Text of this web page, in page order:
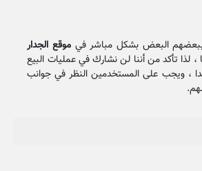
البعض بشكل مباشر في موقع الجدار
لذا تأكد من أننا لن نشارك في عمليات البيع
، ويجب على المستخدمين النظر في جوانب